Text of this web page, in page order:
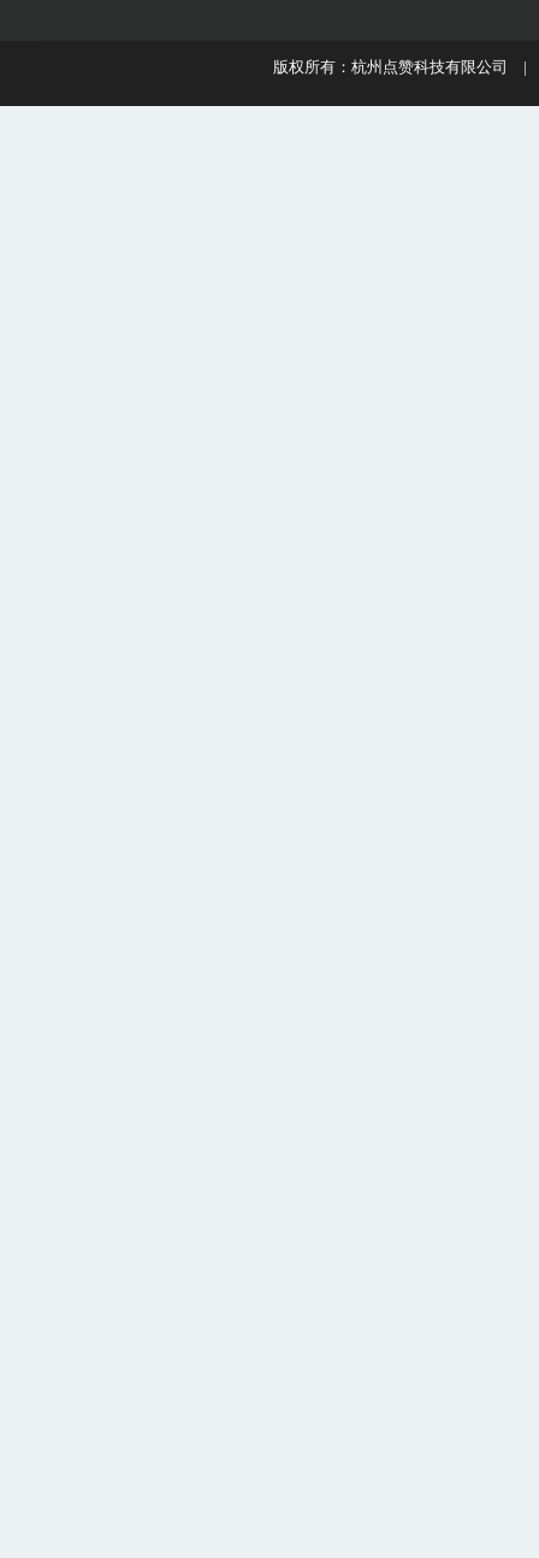
版权所有：杭州点赞科技有限公司